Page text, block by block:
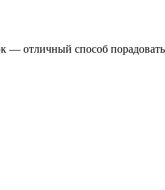
отличный способ порадовать